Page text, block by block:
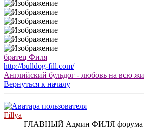
братец Филя
http://bulldog-fill.com/
Английский бульдог - любовь на всю
Вернуться к началу
Fillya
ГЛАВНЫЙ Админ ФИЛЯ форума